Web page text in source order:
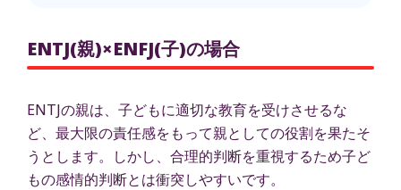
ENTJ(親)×ENFJ(子)の場合
ENTJの親は、子どもに適切な教育を受けさせるな
ど、最大限の責任感をもって親としての役割を果たそ
うとします。しかし、合理的判断を重視するため子ど
もの感情的判断とは衝突しやすいです。